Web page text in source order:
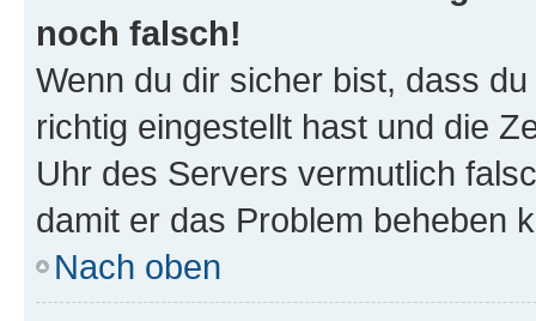
noch falsch!
Wenn du dir sicher bist, dass
richtig eingestellt hast und die
Uhr des Servers vermutlich
damit er das Problem beheben
Nach oben